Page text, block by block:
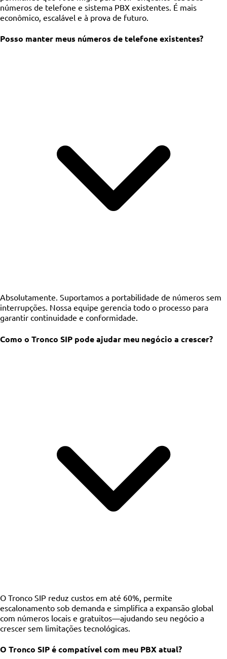
números de telefone e sistema PBX existentes. É mais
econômico, escalável e à prova de futuro.
Posso manter meus números de telefone existentes?
Absolutamente. Suportamos a portabilidade de números sem
interrupções. Nossa equipe gerencia todo o processo para
garantir continuidade e conformidade.
Como o Tronco SIP pode ajudar meu negócio a crescer?
O Tronco SIP reduz custos em até 60%, permite
escalonamento sob demanda e simplifica a expansão global
com números locais e gratuitos—ajudando seu negócio a
crescer sem limitações tecnológicas.
O Tronco SIP é compatível com meu PBX atual?